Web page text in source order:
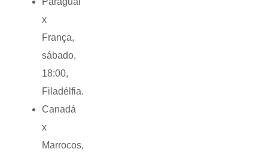
x
França,
sábado,
18:00,
Filadélfia.
Canadá
x
Marrocos,